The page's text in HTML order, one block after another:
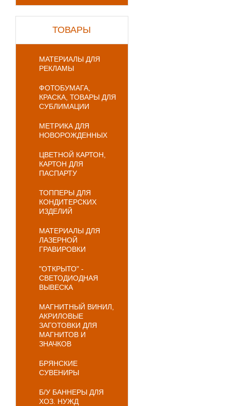
ТОВАРЫ
МАТЕРИАЛЫ ДЛЯ
РЕКЛАМЫ
ФОТОБУМАГА,
КРАСКА, ТОВАРЫ ДЛЯ
СУБЛИМАЦИИ
МЕТРИКА ДЛЯ
НОВОРОЖДЕННЫХ
ЦВЕТНОЙ КАРТОН,
КАРТОН ДЛЯ
ПАСПАРТУ
ТОППЕРЫ ДЛЯ
КОНДИТЕРСКИХ
ИЗДЕЛИЙ
МАТЕРИАЛЫ ДЛЯ
ЛАЗЕРНОЙ
ГРАВИРОВКИ
"ОТКРЫТО" -
СВЕТОДИОДНАЯ
ВЫВЕСКА
МАГНИТНЫЙ ВИНИЛ,
АКРИЛОВЫЕ
ЗАГОТОВКИ ДЛЯ
МАГНИТОВ И
ЗНАЧКОВ
БРЯНСКИЕ
СУВЕНИРЫ
Б/У БАННЕРЫ ДЛЯ
ХОЗ. НУЖД